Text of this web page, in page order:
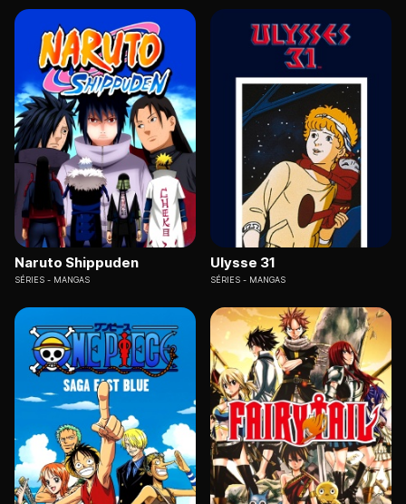
Naruto Shippuden
SÉRIES MANGAS
Ulysse 31
SÉRIES MANGAS